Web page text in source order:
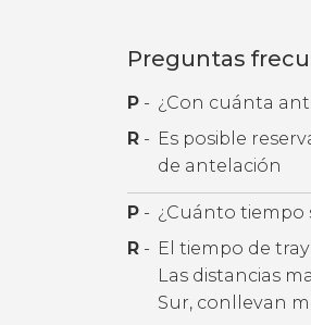
Preguntas
P - ¿Con cuánta
R - Es posible
de antelación
P - ¿Cuánto tiempo
R - El tiempo de
Las distancias
Sur, conllevan